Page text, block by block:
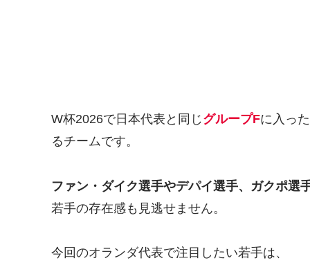
W杯2026で日本代表と同じグループFに入った
るチームです。
ファン・ダイク選手やデパイ選手、ガクポ選
若手の存在感も見逃せません。
今回のオランダ代表で注目したい若手は、